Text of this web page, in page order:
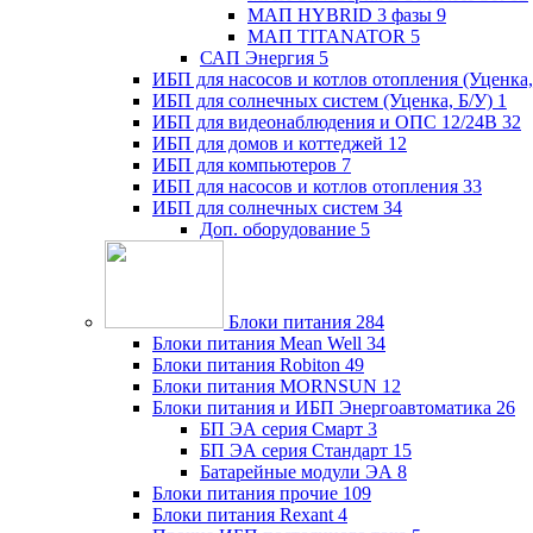
МАП HYBRID 3 фазы 9
МАП TITANATOR 5
САП Энергия 5
ИБП для насосов и котлов отопления
ИБП для солнечных систем (Уценка, Б/У) 1
ИБП для видеонаблюдения и ОПС 12/24В 32
ИБП для домов и коттеджей 12
ИБП для компьютеров 7
ИБП для насосов и котлов отопления 33
ИБП для солнечных систем 34
Доп. оборудование 5
Блоки питания 284
Блоки питания Mean Well 34
Блоки питания Robiton 49
Блоки питания MORNSUN 12
Блоки питания и ИБП Энергоавтоматика 26
БП ЭА серия Смарт 3
БП ЭА серия Стандарт 15
Батарейные модули ЭА 8
Блоки питания прочие 109
Блоки питания Rexant 4